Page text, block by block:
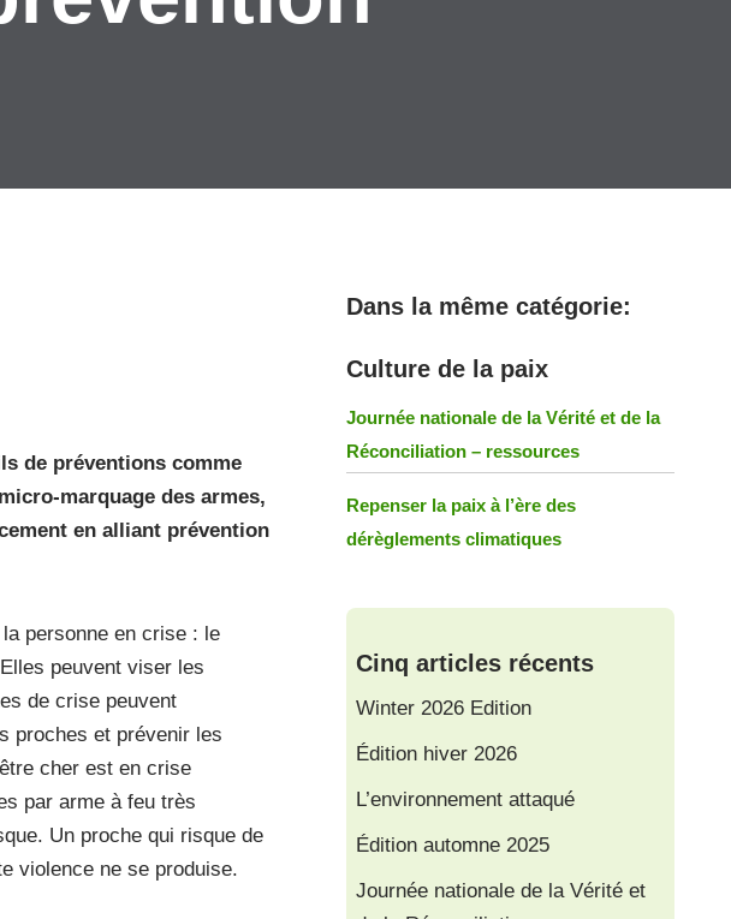
de préventions comme
marquage des armes,
en alliant prévention
personne en crise : le
peuvent viser les
de crise peuvent
proches et prévenir les
cher est en crise
par arme à feu très
Un proche qui risque de
violence ne se produise.
Dans la même catégorie:
Culture de la paix
Journée nationale de la Vérité et de la
Réconciliation – ressources
Repenser la paix à l’ère des
dérèglements climatiques
Cinq articles récents
Winter 2026 Edition
Édition hiver 2026
L’environnement attaqué
Édition automne 2025
Journée nationale de la Vérité et